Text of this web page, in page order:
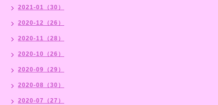
2021-01（30）
2020-12（26）
2020-11（28）
2020-10（26）
2020-09（29）
2020-08（30）
2020-07（27）